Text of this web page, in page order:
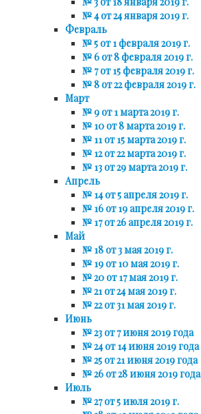
№ 4 от 24 января 2019 г.
Февраль
№ 5 от 1 февраля 2019 г.
№ 6 от 8 февраля 2019 г.
№ 7 от 15 февраля 2019 г.
№ 8 от 22 февраля 2019 г.
Март
№ 9 от 1 марта 2019 г.
№ 10 от 8 марта 2019 г.
№ 11 от 15 марта 2019 г.
№ 12 от 22 марта 2019 г.
№ 13 от 29 марта 2019 г.
Апрель
№ 14 от 5 апреля 2019 г.
№ 16 от 19 апреля 2019 г.
№ 17 от 26 апреля 2019 г.
Май
№ 18 от 3 мая 2019 г.
№ 19 от 10 мая 2019 г.
№ 20 от 17 мая 2019 г.
№ 21 от 24 мая 2019 г.
№ 22 от 31 мая 2019 г.
Июнь
№ 23 от 7 июня 2019 года
№ 24 от 14 июня 2019 года
№ 25 от 21 июня 2019 года
№ 26 от 28 июня 2019 года
Июль
№ 27 от 5 июля 2019 г.